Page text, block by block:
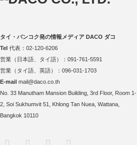
タイ・バンコク発の情報メディア DACO ダコ
Tel 代表：02-120-6206
営業（日本語、タイ語）：091-761-5591
営業（タイ語、英語）：096-031-1703
E-mail mail@daco.co.th
No. 33 Manutham Mansion Building, 3rd Floor, Room 1-
2, Soi Sukhumvit 51, Khlong Tan Nuea, Wattana,
Bangkok 10110
Twitter FacebookInstagram